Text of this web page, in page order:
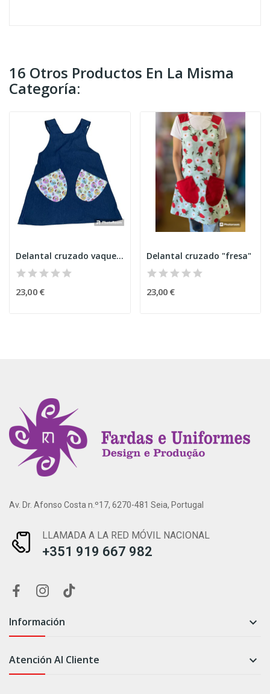
16 Otros Productos En La Misma
Categoría:
Delantal cruzado vaquero "mayores"
23,00 €
Delantal cruzado "fresa"
23,00 €
Av. Dr. Afonso Costa n.º17, 6270-481 Seia, Portugal
LLAMADA A LA RED MÓVIL NACIONAL
+351 919 667 982
Información 
Atención Al Cliente 